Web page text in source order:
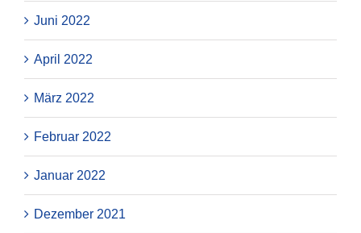
Juni 2022
April 2022
März 2022
Februar 2022
Januar 2022
Dezember 2021